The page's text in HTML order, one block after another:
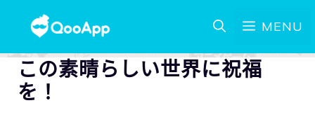
MENU
この素晴らしい世界に祝福
を！